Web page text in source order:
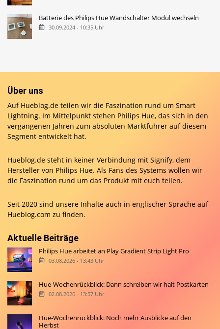
Batterie des Philips Hue Wandschalter Modul wechseln
30.09.2024 - 10:35 Uhr
Über uns
Auf Hueblog.de teilen wir die Faszination rund um Smart
Lightning. Im Mittelpunkt stehen Philips Hue, das sich in den
vergangenen Jahren zum absoluten Marktführer auf diesem
Segment entwickelt hat.
Hueblog.de steht in keiner Verbindung mit Signify, dem
Hersteller von Philips Hue. Als Fans des Systems wollen wir
die Faszination rund um das Produkt mit euch teilen.
Seit 2020 sind unsere Inhalte auch in englischer Sprache auf
Hueblog.com zu finden.
Aktuelle Beiträge
Philips Hue arbeitet an Play Gradient Strip Light Pro
03.08.2026 - 13:43 Uhr
Hue-Wochenrückblick: Dann schreiben wir halt Postkarten
02.08.2026 - 13:57 Uhr
Hue-Wochenrückblick: Noch mehr Ausblicke auf den
Herbst